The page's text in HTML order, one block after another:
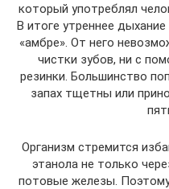
который употреблял
В итоге утреннее
«амбре». От него
чистки зубов, ни с
резинки. Большинство
запах тщетны или
Организм стремится
этанола не только
потовые железы.